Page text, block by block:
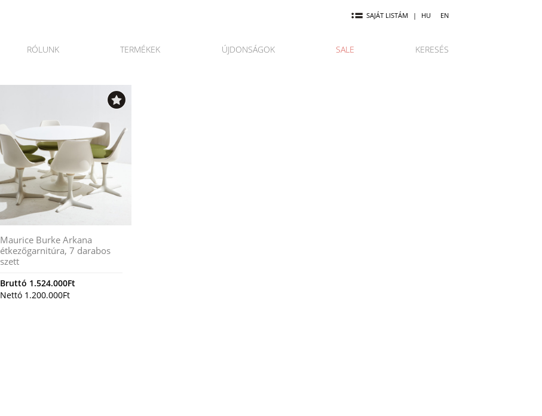
SAJÁT LISTÁM | HU EN
RÓLUNK TERMÉKEK ÚJDONSÁGOK SALE KERESÉS
Maurice Burke Arkana
étkezőgarnitúra, 7 darabos
szett
Bruttó 1.524.000Ft
Nettó 1.200.000Ft